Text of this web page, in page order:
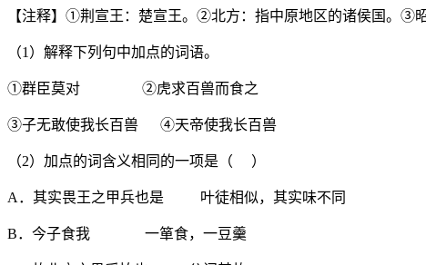
【注释】①荆宣王：楚宣王。②北方：指中原地区的诸侯国。③
（1）解释下列句中加点的词语。
①群臣莫对 ②虎求百兽而食之
③子无敢使我长百兽 ④天帝使我长百兽
（2）加点的词含义相同的一项是（ ）
A．其实畏王之甲兵也是 叶徒相似，其实味不同
B．今子食我 一箪食，一豆羹